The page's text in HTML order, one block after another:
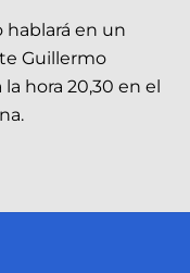
hablará en un
Guillermo
hora 20,30 en el